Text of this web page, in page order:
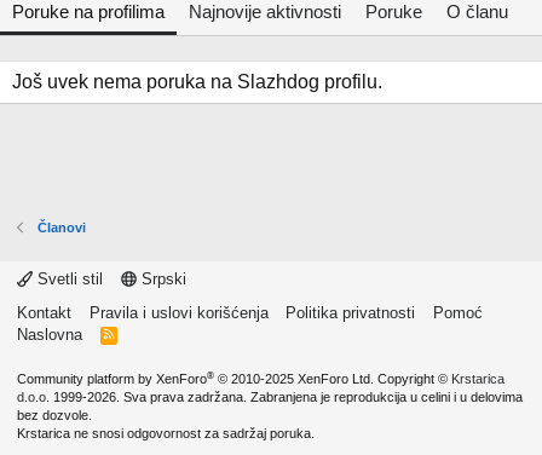
Poruke na profilima Najnovije aktivnosti Poruke O članu
Još uvek nema poruka na Slazhdog profilu.
Članovi
Svetli stil
Srpski
Kontakt
Pravila i uslovi korišćenja Politika privatnosti
Pomoć
Naslovna
R
Community platform by XenForo® © 2010-2025 XenForo Ltd. Copyright © Krstarica
d.o.o. 1999-2026. Sva prava zadržana. Zabranjena je reprodukcija u celini i u delovima
bez dozvole.
Krstarica ne snosi odgovornost za sadržaj poruka.